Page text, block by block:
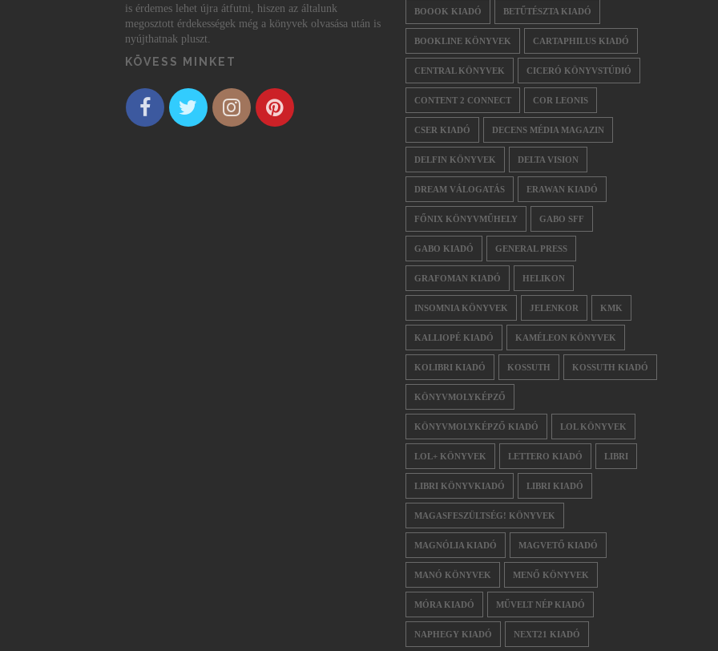
is érdemes lehet újra átfutni, hiszen az általunk
megosztott érdekességek még a könyvek olvasása után is
nyújthatnak pluszt.
KÖVESS MINKET
BOOOK KIADÓ BETŰTÉSZTA KIADÓ
BOOKLINE KÖNYVEK CARTAPHILUS KIADÓ
CENTRAL KÖNYVEK CICERÓ KÖNYVSTÚDIÓ
CONTENT 2 CONNECT COR LEONIS
CSER KIADÓ DECENS MÉDIA MAGAZIN
DELFIN KÖNYVEK DELTA VISION
DREAM VÁLOGATÁS ERAWAN KIADÓ
FŐNIX KÖNYVMŰHELY GABO SFF
GABO KIADÓ GENERAL PRESS
GRAFOMAN KIADÓ HELIKON
INSOMNIA KÖNYVEK JELENKOR KMK
KALLIOPÉ KIADÓ KAMÉLEON KÖNYVEK
KOLIBRI KIADÓ KOSSUTH KOSSUTH KIADÓ
KÖNYVMOLYKÉPZŐ
KÖNYVMOLYKÉPZŐ KIADÓ LOL KÖNYVEK
LOL+ KÖNYVEK LETTERO KIADÓ LIBRI
LIBRI KÖNYVKIADÓ LIBRI KIADÓ
MAGASFESZÜLTSÉG! KÖNYVEK
MAGNÓLIA KIADÓ MAGVETŐ KIADÓ
MANÓ KÖNYVEK MENŐ KÖNYVEK
MÓRA KIADÓ MŰVELT NÉP KIADÓ
NAPHEGY KIADÓ NEXT21 KIADÓ